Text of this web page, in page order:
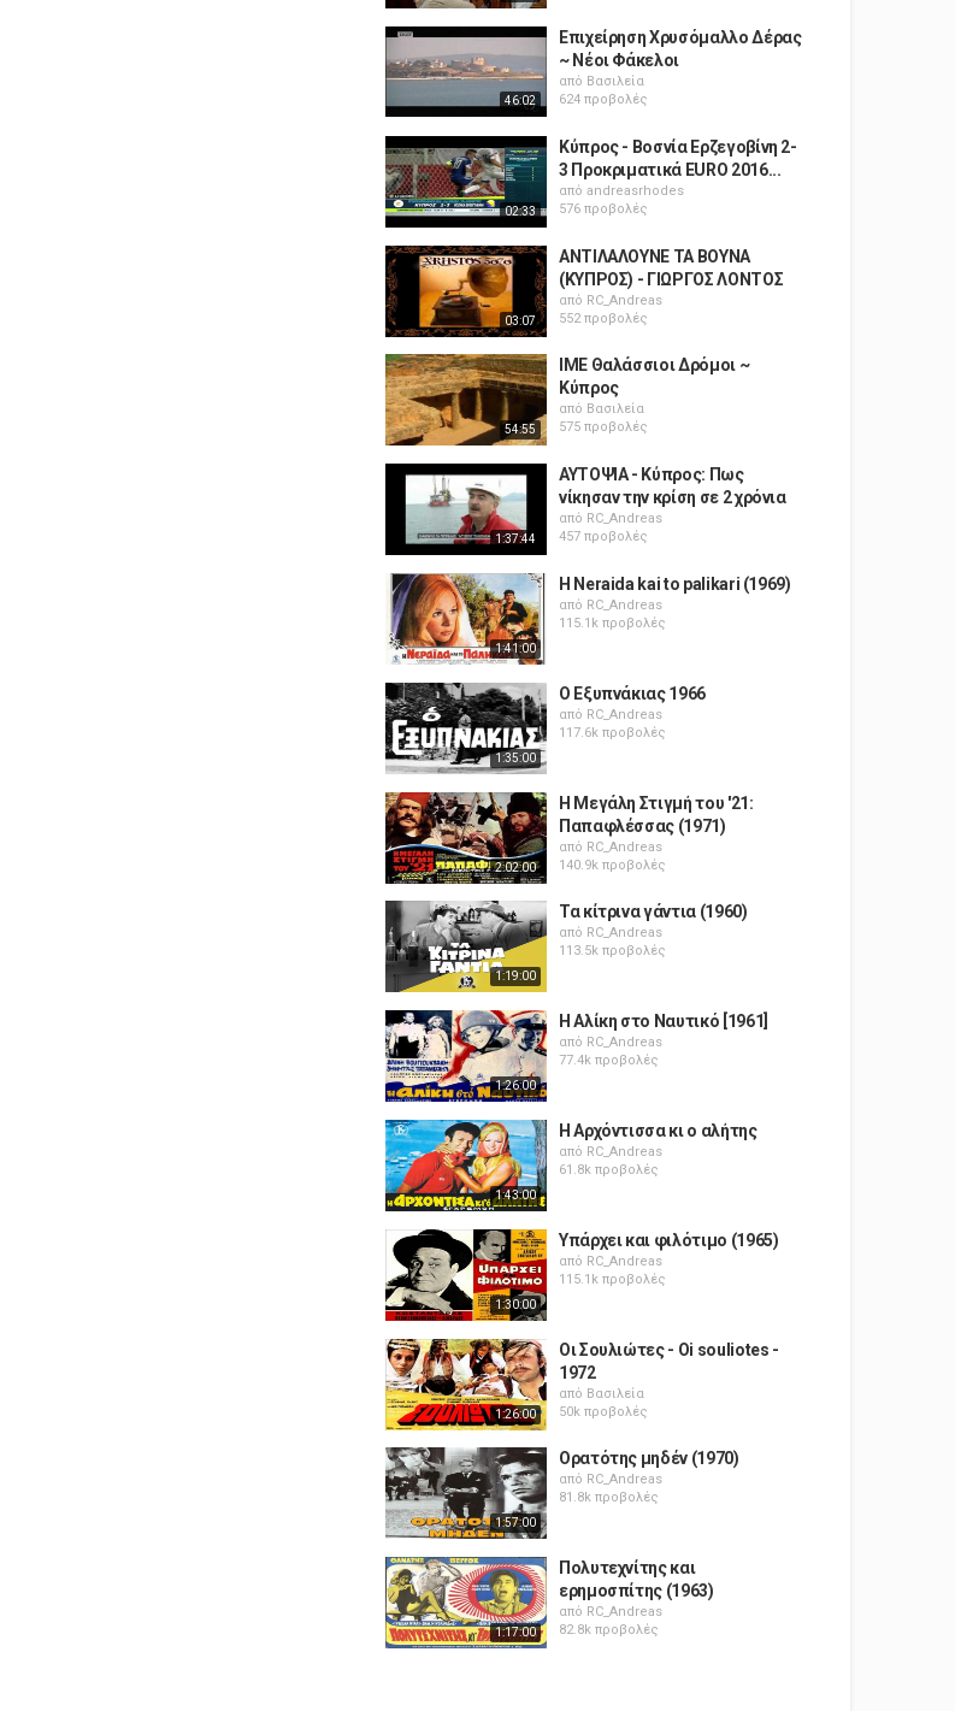
46:02
Επιχείρηση Χρυσόμαλλο Δέρας
~ Νέοι Φάκελοι
από Βασιλεία
624 προβολές
02:33
Κύπρος - Βοσνία Ερζεγοβίνη 2-
3 Προκριματικά EURO 2016...
από andreasrhodes
576 προβολές
03:07
ΑΝΤΙΛΑΛΟΥΝΕ ΤΑ ΒΟΥΝΑ
(ΚΥΠΡΟΣ) - ΓΙΩΡΓΟΣ ΛΟΝΤΟΣ
από RC_Andreas
552 προβολές
54:55
ΙΜΕ Θαλάσσιοι Δρόμοι ~
Κύπρος
από Βασιλεία
575 προβολές
1:37:44
ΑΥΤΟΨΙΑ - Κύπρος: Πως
νίκησαν την κρίση σε 2 χρόνια
από RC_Andreas
457 προβολές
1:41:00
H Neraida kai to palikari (1969)
από RC_Andreas
115.1k προβολές
1:35:00
Ο Εξυπνάκιας 1966
από RC_Andreas
117.6k προβολές
2:02:00
Η Μεγάλη Στιγμή του '21:
Παπαφλέσσας (1971)
από RC_Andreas
140.9k προβολές
1:19:00
Τα κίτρινα γάντια (1960)
από RC_Andreas
113.5k προβολές
1:26:00
Η Αλίκη στο Ναυτικό [1961]
από RC_Andreas
77.4k προβολές
1:43:00
Η Αρχόντισσα κι ο αλήτης
από RC_Andreas
61.8k προβολές
1:30:00
Υπάρχει και φιλότιμο (1965)
από RC_Andreas
115.1k προβολές
1:26:00
Οι Σουλιώτες - Oi souliotes -
1972
από Βασιλεία
50k προβολές
1:57:00
Ορατότης μηδέν (1970)
από RC_Andreas
81.8k προβολές
1:17:00
Πολυτεχνίτης και
ερημοσπίτης (1963)
από RC_Andreas
82.8k προβολές